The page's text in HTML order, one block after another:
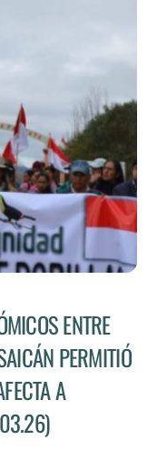
ENTRE
PERMITIÓ
A